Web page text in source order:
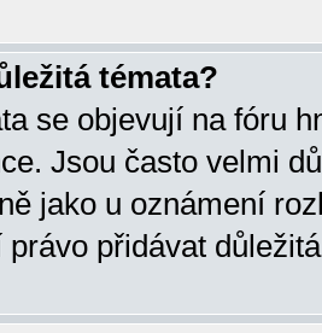
témata?
se objevují na fóru
Jsou často velmi
jako u oznámení
přidávat